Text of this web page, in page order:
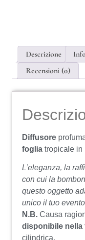
Descrizione
Recensioni (0)
Diffusore
foglia tropicale in
L’eleganza, la
con cui la
questo oggetto
unico il tuo
N.B. Causa
disponibile nella
cilindrica.